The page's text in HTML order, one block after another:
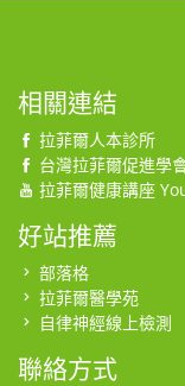
相關連結
拉菲爾人本診所
台灣拉菲爾促進學
拉菲爾健康講座
好站推薦
部落格
拉菲爾醫學苑
自律神經線上檢測
聯絡方式